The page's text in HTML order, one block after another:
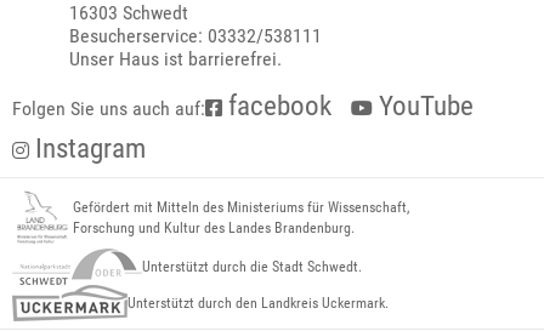
16303 Schwedt
Besucherservice: 03332/538111
Unser Haus ist barrierefrei.
Folgen Sie uns auch auf: facebook
YouTube
Instagram
Gefördert mit Mitteln des Ministeriums für Wissenschaft,
Forschung und Kultur des Landes Brandenburg.
Unterstützt durch die Stadt Schwedt.
Unterstützt durch den Landkreis Uckermark.